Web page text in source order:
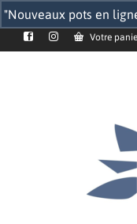
"Nouveaux pots en
Votre